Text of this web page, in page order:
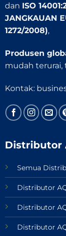
dan ISO
JANGKAUAN
1272/2008),
Produsen
mudah terurai,
Kontak:
Distributor
Semua
Distributor
Distributor
Distributor